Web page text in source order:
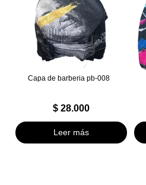
Capa de barberia pb-008
$28.000
Leer más